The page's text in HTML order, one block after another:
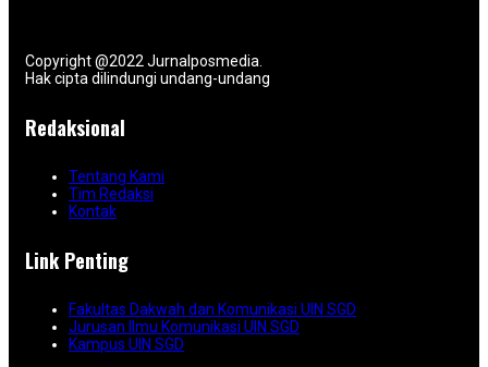
Copyright @2022 Jurnalposmedia.
Hak cipta dilindungi undang-undang
Redaksional
Tentang Kami
Tim Redaksi
Kontak
Link Penting
Fakultas Dakwah dan Komunikasi UIN SGD
Jurusan Ilmu Komunikasi UIN SGD
Kampus UIN SGD